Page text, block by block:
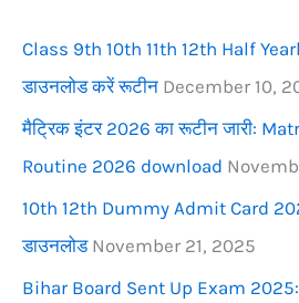
:Class 9th 10th 11th 12th Half
डाउनलोड करें रूटीन December 10,
मैट्रिक इंटर 2026 का रूटीन जारी:
Routine 2026 download
10th 12th Dummy Admit Card
डाउनलोड November 21, 2025
Bihar Board Sent Up Exam 2025: